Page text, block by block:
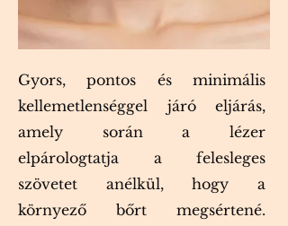
Gyors, pontos és minimális
kellemetlenséggel járó eljárás,
amely során a lézer
elpárologtatja a felesleges
szövetet anélkül, hogy a
környező bőrt megsértené.